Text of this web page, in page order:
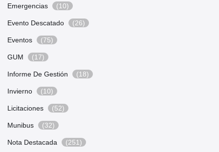
Emergencias (10)
Evento Descatado (26)
Eventos (75)
GUM (17)
Informe De Gestión (18)
Invierno (10)
Licitaciones (52)
Munibus (32)
Nota Destacada (251)